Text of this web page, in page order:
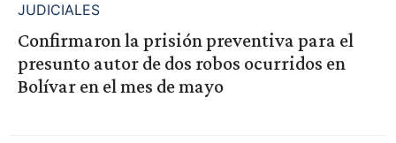
JUDICIALES
Confirmaron la prisión preventiva para el
presunto autor de dos robos ocurridos en
Bolívar en el mes de mayo